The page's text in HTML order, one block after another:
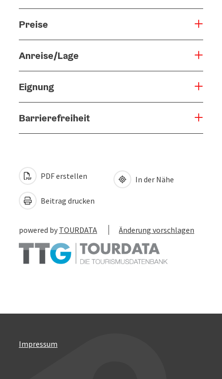
Preise
Anreise/Lage
Eignung
Barrierefreiheit
PDF erstellen
Beitrag drucken
In der Nähe
powered by TOURDATA Änderung vorschlagen
Impressum